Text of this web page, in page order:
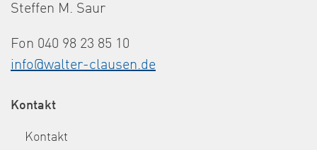
Steffen M. Saur
Fon 040 98 23 85 10
info@walter-clausen.de
Kontakt
Kontakt